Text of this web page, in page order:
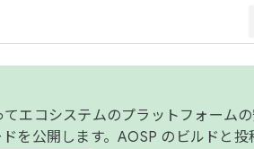
エコシステムのプラットフォームの
を公開します。AOSP のビルドと投